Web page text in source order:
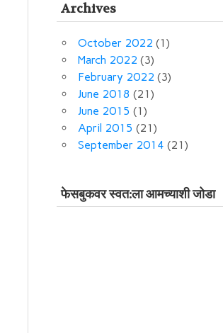
Archives
October 2022 (1)
March 2022 (3)
February 2022 (3)
June 2018 (21)
June 2015 (1)
April 2015 (21)
September 2014 (21)
फेसबुकवर स्‍वत:ला आमच्‍याशी जोडा